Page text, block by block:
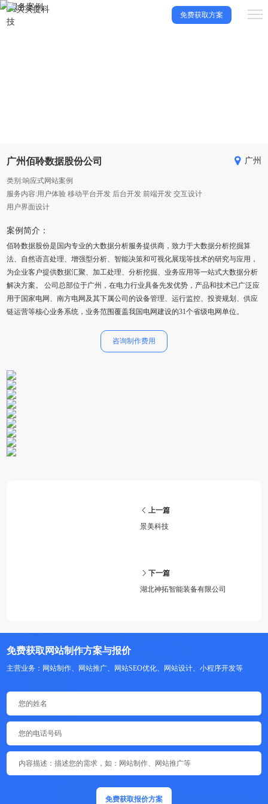
免费获取方案
广州佰聆数据股份公司
类别:响应式网站案例
服务内容:用户体验 移动平台开发 后台开发 前端开发 交互设计
用户界面设计
广州
案例简介：
佰聆数据股份是国内专业的大数据分析服务提供商，致力于大数据分析挖掘算
法、自然语言处理、增强型分析、智能决策和可视化展现等技术的研究与应用，
为企业客户提供数据汇聚、加工处理、分析挖掘、业务应用等一站式大数据分析
解决方案。 公司总部位于广州，在电力行业具备先发优势，产品和技术已广泛应
用于国家电网、南方电网及其下属公司的设备管理、运行监控、投资规划、供应
链运营等核心业务系统，业务范围覆盖我国电网建设的31个省级电网单位。
咨询制作费用
上一篇
景美科技
下一篇
湖北神拓智能装备有限公司
免费获取网站制作方案与报价
主营业务：网站制作、网站推广、网站SEO优化、网站设计、小程序开发等
免费获取报价方案